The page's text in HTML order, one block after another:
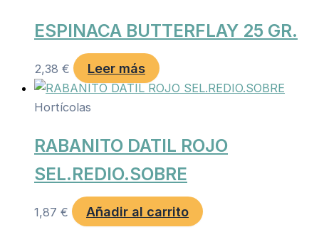
ESPINACA BUTTERFLAY 25 GR.
2,38 € Leer más
Hortícolas
RABANITO DATIL ROJO
SEL.REDIO.SOBRE
1,87 € Añadir al carrito